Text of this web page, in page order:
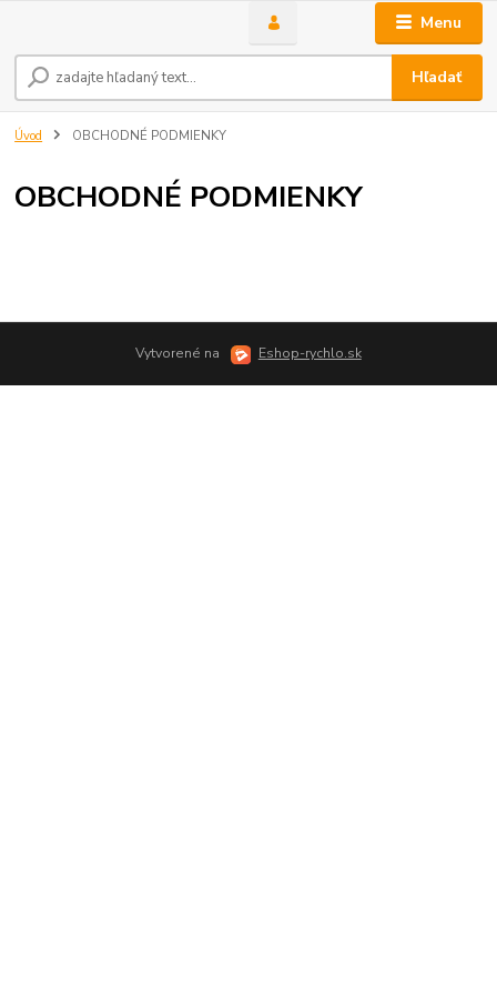
Menu
Hľadať
Úvod OBCHODNÉ PODMIENKY
OBCHODNÉ PODMIENKY
Vytvorené na Eshop-rychlo.sk